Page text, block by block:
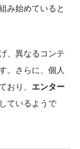
み始めていると
、異なるコンテ
。さらに、個人
おり、 エンター
ているようで